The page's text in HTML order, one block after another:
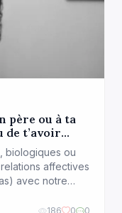
père ou à ta
de t’avoir
biologiques ou
affectives
avec notre
186 0 0